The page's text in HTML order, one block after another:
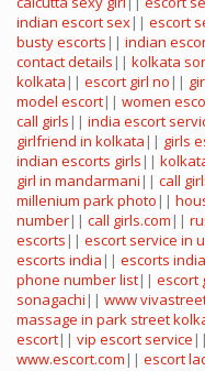
indian escort sex|| escort
busty escorts || indian
contact details || kolkata
kolkata || escort girl no ||
model escort|| women
call girls || india escort
girlfriend in kolkata || girls
indian escorts girls ||
girl in mandarmani || call
millenium park photo ||
number|| call girls.com ||
escorts || escort service in
escorts india || escorts
phone number list|| escort
sonagachi || www
massage in park street
escort|| vip escort service ||
www.escort.com || escort